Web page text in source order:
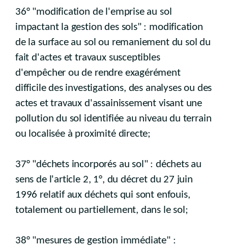
36° "modification de l'emprise au sol
impactant la gestion des sols" : modification
de la surface au sol ou remaniement du sol du
fait d'actes et travaux susceptibles
d'empêcher ou de rendre exagérément
difficile des investigations, des analyses ou des
actes et travaux d'assainissement visant une
pollution du sol identifiée au niveau du terrain
ou localisée à proximité directe;
37° "déchets incorporés au sol" : déchets au
sens de l'article 2, 1°, du décret du 27 juin
1996 relatif aux déchets qui sont enfouis,
totalement ou partiellement, dans le sol;
38° "mesures de gestion immédiate" :